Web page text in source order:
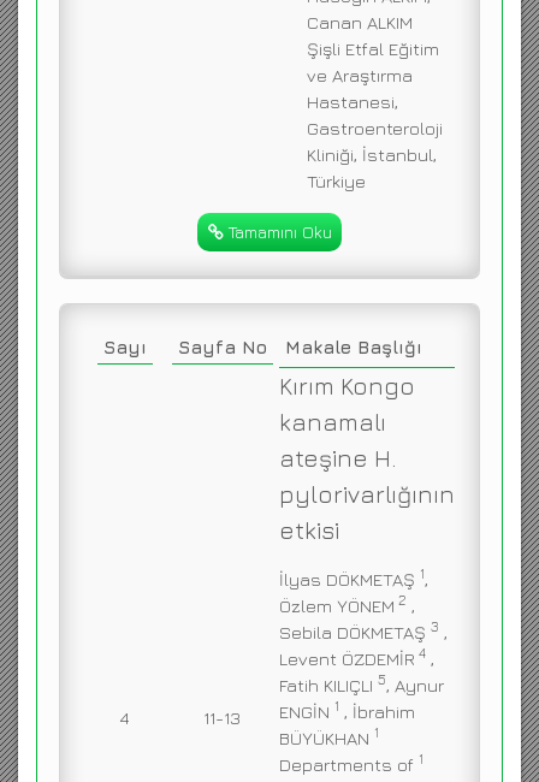
Canan ALKIM
Şişli Etfal Eğitim
ve Araştırma
Hastanesi,
Gastroenteroloji
Kliniği, İstanbul,
Türkiye
Tamamını Oku
Sayı Sayfa No Makale Başlığı
4 11-13
Kırım Kongo
kanamalı
ateşine H.
pylorivarlığının
etkisi
İlyas DÖKMETAŞ 1,
Özlem YÖNEM 2 ,
Sebila DÖKMETAŞ 3 ,
Levent ÖZDEMİR 4 ,
Fatih KILIÇLI 5, Aynur
ENGİN 1 , İbrahim
BÜYÜKHAN 1
Departments of 1